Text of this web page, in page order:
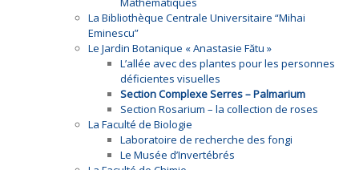
La Bibliothèque Centrale Universitaire “Mihai
Eminescu”
Le Jardin Botanique « Anastasie Fătu »
L’allée avec des plantes pour les personnes
déficientes visuelles
Section Complexe Serres – Palmarium
Section Rosarium – la collection de roses
La Faculté de Biologie
Laboratoire de recherche des fongi
Le Musée d’Invertébrés